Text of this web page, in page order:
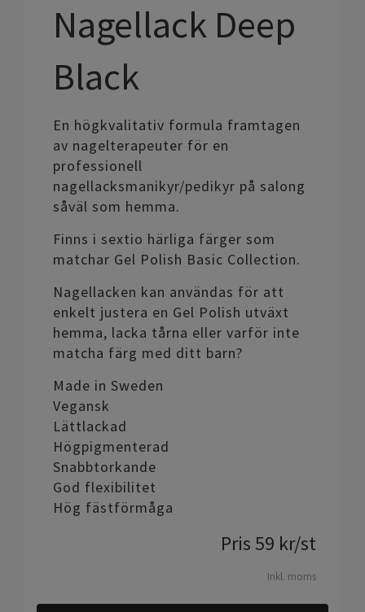
Nagellack Deep
Black
En högkvalitativ formula framtagen
av nagelterapeuter för en
professionell
nagellacksmanikyr/pedikyr på salong
såväl som hemma.
Finns i sextio härliga färger som
matchar Gel Polish Basic Collection.
Nagellacken kan användas för att
enkelt justera en Gel Polish utväxt
hemma, lacka tårna eller varför inte
matcha färg med ditt barn?
Made in Sweden
Vegansk
Lättlackad
Högpigmenterad
Snabbtorkande
God flexibilitet
Hög fästförmåga
Pris 59 kr/st
Inkl. moms